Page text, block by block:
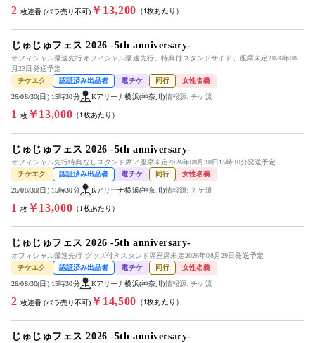
2 枚連番 (バラ売り不可) ￥13,200 （1枚あたり）
じゅじゅフェス 2026 -5th anniversary-
オフィシャル最速先行オフィシャル最速先行、特典付スタンドサイド、座席未定2026年08
月23日発送予定
チケエク
認証済み出品者 電チケ 同行 女性名義
26/08/30(日) 15時30分 Kアリーナ横浜(神奈川)情報源: チケ流
1 枚￥13,000 （1枚あたり）
じゅじゅフェス 2026 -5th anniversary-
オフィシャル先行特典なしスタンド席／座席未定2026年08月30日15時30分発送予定
チケエク
認証済み出品者 電チケ 同行 女性名義
26/08/30(日) 15時30分 Kアリーナ横浜(神奈川)情報源: チケ流
1 枚￥13,000 （1枚あたり）
じゅじゅフェス 2026 -5th anniversary-
オフィシャル最速先行 グッズ付きスタンド席座席未定2026年08月29日発送予定
チケエク
認証済み出品者 電チケ 同行 女性名義
26/08/30(日) 15時30分 Kアリーナ横浜(神奈川)情報源: チケ流
2 枚連番 (バラ売り不可) ￥14,500 （1枚あたり）
じゅじゅフェス 2026 -5th anniversary-